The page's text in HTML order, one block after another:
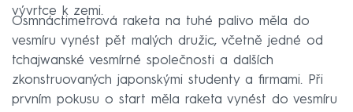
vývrtce k zemi.
Osmnáctimetrová raketa na tuhé palivo měla do
vesmíru vynést pět malých družic, včetně jedné od
tchajwanské vesmírné společnosti a dalších
zkonstruovaných japonskými studenty a firmami. Při
prvním pokusu o start měla raketa vynést do vesmíru